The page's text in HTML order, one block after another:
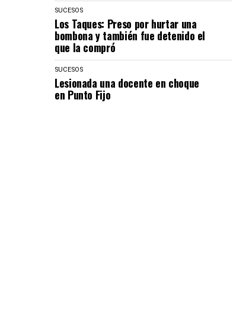
SUCESOS
Los Taques: Preso por hurtar una
bombona y también fue detenido el
que la compró
SUCESOS
Lesionada una docente en choque
en Punto Fijo